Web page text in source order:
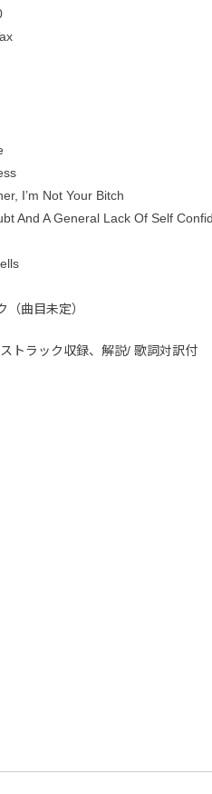
I’m Not Your Bitch
And A General Lack Of Self
（曲目未定）
トラック収録、解説/ 歌詞対訳付